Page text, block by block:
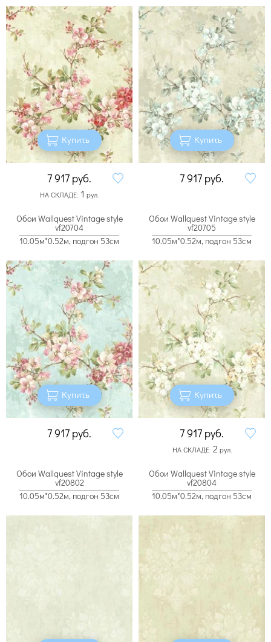
Купить
7 917 руб.
НА СКЛАДЕ: 1 рул.
Купить
7 917 руб.
Обои Wallquest Vintage style
vf20704
10.05м*0.52м, подгон 53см
Купить
7 917 руб.
Обои Wallquest Vintage style
vf20705
10.05м*0.52м, подгон 53см
Купить
7 917 руб.
НА СКЛАДЕ: 2 рул.
Обои Wallquest Vintage style
vf20802
10.05м*0.52м, подгон 53см
Обои Wallquest Vintage style
vf20804
10.05м*0.52м, подгон 53см